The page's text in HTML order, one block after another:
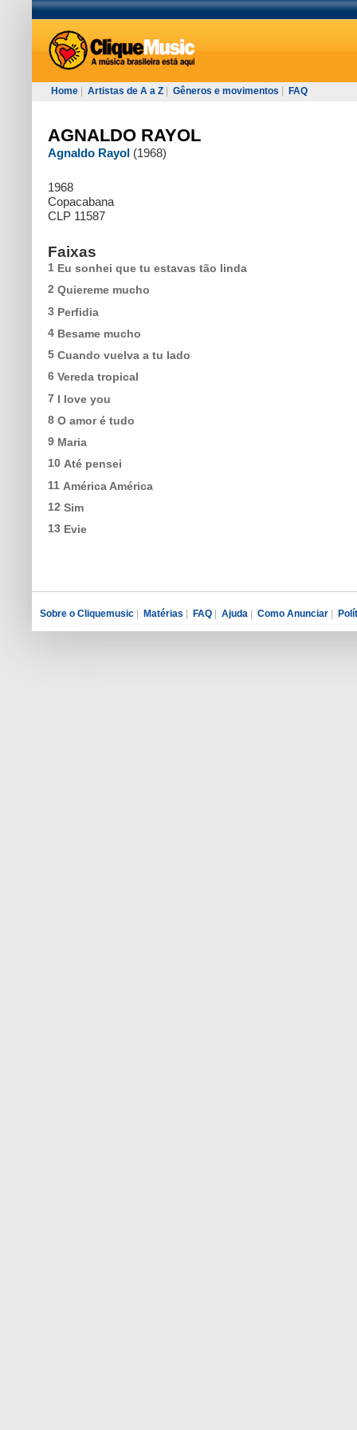
Home Artistas de A a Z Gêneros e movimentos FAQ
AGNALDO RAYOL
Agnaldo Rayol (1968)
1968
Copacabana
CLP 11587
Faixas
1 Eu sonhei que tu estavas tão linda
2 Quiereme mucho
3 Perfidia
4 Besame mucho
5 Cuando vuelva a tu lado
6 Vereda tropical
7 I love you
8 O amor é tudo
9 Maria
10 Até pensei
11 América América
12 Sim
13 Evie
Sobre o Cliquemusic Matérias FAQ Ajuda Como Anunciar